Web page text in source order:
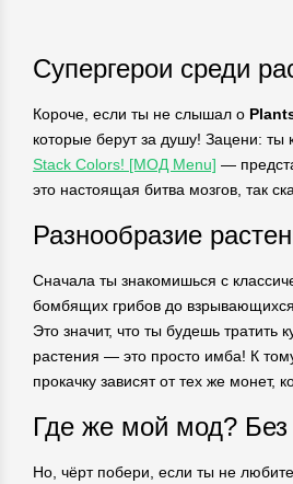
Супергерои среди
Короче, если ты не слышал о
которые берут за душу! Зацени:
Stack Colors! [МОД Menu] —
это настоящая битва мозгов, так
Разнообразие
Сначала ты знакомишься с
бомбящих грибов до взрывающихся
Это значит, что ты будешь
растения — это просто имба! К
прокачку зависят от тех же монет,
Где же мой мод? Без
Но, чёрт побери, если ты не